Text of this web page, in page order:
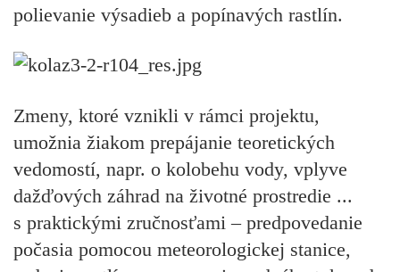
polievanie výsadieb a popínavých rastlín.
Zmeny, ktoré vznikli v rámci projektu,
umožnia žiakom prepájanie teoretických
vedomostí, napr. o kolobehu vody, vplyve
dažďových záhrad na životné prostredie ...
s praktickými zručnosťami – predpovedanie
počasia pomocou meteorologickej stanice,